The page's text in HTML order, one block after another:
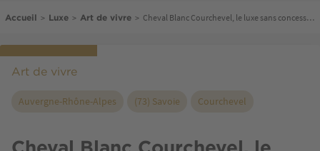
Fil d'Ariane
Accueil > Luxe > Art de vivre > Cheval Blanc Courchevel, le luxe sans concession au sommet des Alpes françaises
Art de vivre
Auvergne-Rhône-Alpes (73) Savoie Courchevel
Cheval Blanc Courchevel, le